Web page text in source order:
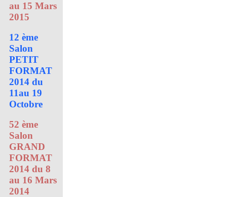
au 15 Mars
2015
12 ème
Salon
PETIT
FORMAT
2014 du
11au 19
Octobre
52 ème
Salon
GRAND
FORMAT
2014 du 8
au 16 Mars
2014